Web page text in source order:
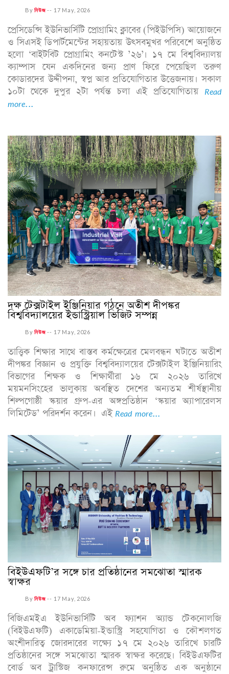
Byনিউজ -- 17 May, 2026
প্রেসিডেন্সি ইউনিভার্সিটি প্রোগ্রামিং ক্লাবের (পিইউপিসি) আয়োজনে
ও সিএসই ডিপার্টমেন্টের সহায়তায় উৎসবমুখর পরিবেশে অনুষ্ঠিত
হলো ‘বাইটবিট প্রোগ্রামিং কনটেস্ট ’২৬’। ১৭ মে বিশ্ববিদ্যালয়
ক্যাম্পাস যেন একদিনের জন্য প্রাণ ফিরে পেয়েছিল তরুণ
কোডারদের উদ্দীপনা, স্বপ্ন আর প্রতিযোগিতার উত্তেজনায়। সকাল
১০টা থেকে দুপুর ২টা পর্যন্ত চলা এই প্রতিযোগিতায় Read
more...
দক্ষ টেক্সটাইল ইঞ্জিনিয়ার গঠনে অতীশ দীপঙ্কর
বিশ্ববিদ্যালয়ের ইন্ডাস্ট্রিয়াল ভিজিট সম্পন্ন
Byনিউজ -- 17 May, 2026
তাত্ত্বিক শিক্ষার সাথে বাস্তব কর্মক্ষেত্রের মেলবন্ধন ঘটাতে অতীশ
দীপঙ্কর বিজ্ঞান ও প্রযুক্তি বিশ্ববিদ্যালয়ের টেক্সটাইল ইঞ্জিনিয়ারিং
বিভাগের শিক্ষক ও শিক্ষার্থীরা ১৬ মে ২০২৬ তারিখে
ময়মনসিংহের ভালুকায় অবস্থিত দেশের অন্যতম শীর্ষস্থানীয়
শিল্পগোষ্ঠী স্কয়ার গ্রুপ-এর অঙ্গপ্রতিষ্ঠান ‘স্কয়ার অ্যাপারেলস
লিমিটেড’ পরিদর্শন করেন। এই Read more...
বিইউএফটি’র সঙ্গে চার প্রতিষ্ঠানের সমঝোতা স্মারক
স্বাক্ষর
Byনিউজ -- 17 May, 2026
বিজিএমইএ ইউনিভার্সিটি অব ফ্যাশন অ্যান্ড টেকনোলজি
(বিইউএফটি) একাডেমিয়া-ইন্ডাস্ট্রি সহযোগিতা ও কৌশলগত
অংশীদারিত্ব জোরদারের লক্ষ্যে ১৭ মে ২০২৬ তারিখে চারটি
প্রতিষ্ঠানের সঙ্গে সমঝোতা স্মারক স্বাক্ষর করেছে। বিইউএফটির
বোর্ড অব ট্রাস্টিজ কনফারেন্স রুমে অনুষ্ঠিত এক অনুষ্ঠানে